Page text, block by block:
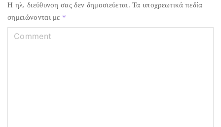
Η ηλ. διεύθυνση σας δεν δημοσιεύεται. Τα υποχρεωτικά πεδία
σημειώνονται με *